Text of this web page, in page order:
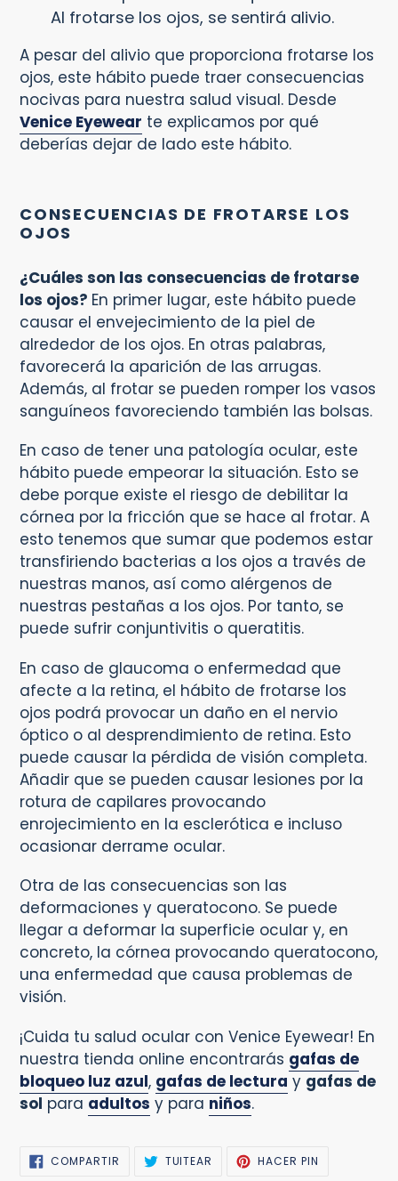
Al frotarse los ojos, se sentirá alivio.
A pesar del alivio que proporciona frotarse los
ojos, este hábito puede traer consecuencias
nocivas para nuestra salud visual. Desde
Venice Eyewear te explicamos por qué
deberías dejar de lado este hábito.
CONSECUENCIAS DE FROTARSE LOS
OJOS
¿Cuáles son las consecuencias de frotarse
los ojos? En primer lugar, este hábito puede
causar el envejecimiento de la piel de
alrededor de los ojos. En otras palabras,
favorecerá la aparición de las arrugas.
Además, al frotar se pueden romper los vasos
sanguíneos favoreciendo también las bolsas.
En caso de tener una patología ocular, este
hábito puede empeorar la situación. Esto se
debe porque existe el riesgo de debilitar la
córnea por la fricción que se hace al frotar. A
esto tenemos que sumar que podemos estar
transfiriendo bacterias a los ojos a través de
nuestras manos, así como alérgenos de
nuestras pestañas a los ojos. Por tanto, se
puede sufrir conjuntivitis o queratitis.
En caso de glaucoma o enfermedad que
afecte a la retina, el hábito de frotarse los
ojos podrá provocar un daño en el nervio
óptico o al desprendimiento de retina. Esto
puede causar la pérdida de visión completa.
Añadir que se pueden causar lesiones por la
rotura de capilares provocando
enrojecimiento en la esclerótica e incluso
ocasionar derrame ocular.
Otra de las consecuencias son las
deformaciones y queratocono. Se puede
llegar a deformar la superficie ocular y, en
concreto, la córnea provocando queratocono,
una enfermedad que causa problemas de
visión.
¡Cuida tu salud ocular con Venice Eyewear! En
nuestra tienda online encontrarás gafas de
bloqueo luz azul, gafas de lectura y gafas de
sol para adultos y para niños.
COMPARTIR COMPARTIRTUITEAR TUITEARHACER PIN